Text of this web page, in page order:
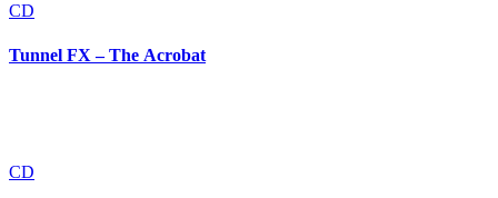
CD
Tunnel FX – The Acrobat
CD